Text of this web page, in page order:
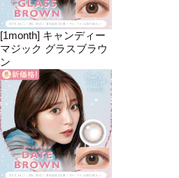
[1month] キャンディー
マジック グラスブラウ
ン